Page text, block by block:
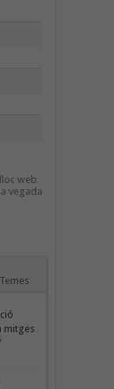
web
vegada
Temes
mitges